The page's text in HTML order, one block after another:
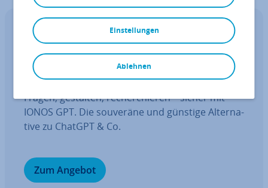
IONOS GPT
Ihr sou­ve­rä­ner KI Assistent für mehr
Pro­duk­ti­vi­tät.
Fragen, gestalten, re­cher­chie­ren – sicher mit
IONOS GPT. Die souveräne und günstige Al­ter­na­
ti­ve zu ChatGPT & Co.
Zum Angebot
Ablehnen
Einstellungen